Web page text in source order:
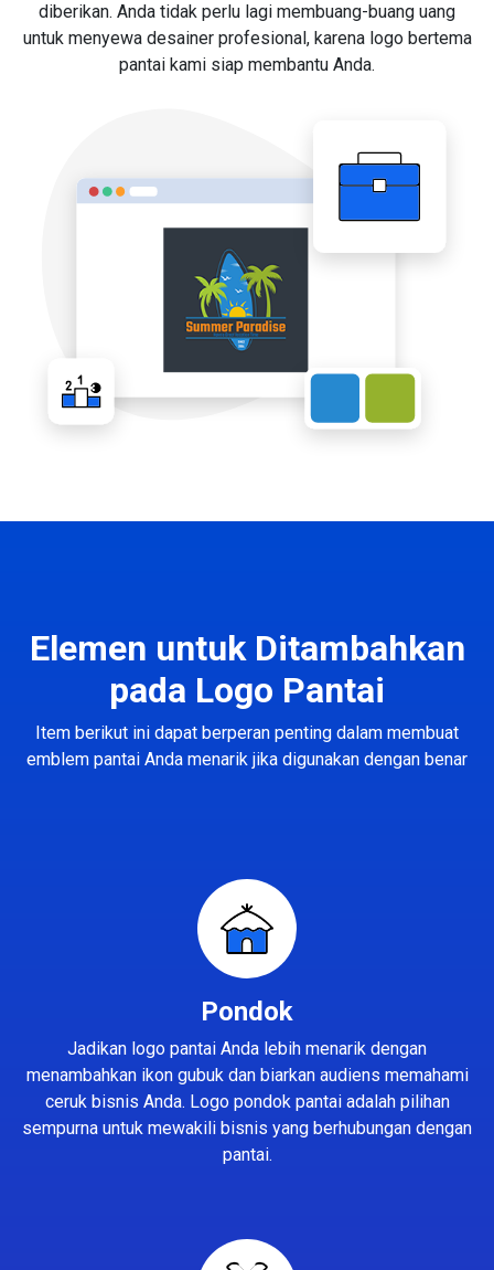
diberikan. Anda tidak perlu lagi membuang-buang uang
untuk menyewa desainer profesional, karena logo bertema
pantai kami siap membantu Anda.
Elemen untuk Ditambahkan
pada Logo Pantai
Item berikut ini dapat berperan penting dalam membuat
emblem pantai Anda menarik jika digunakan dengan benar
Pondok
Jadikan logo pantai Anda lebih menarik dengan
menambahkan ikon gubuk dan biarkan audiens memahami
ceruk bisnis Anda. Logo pondok pantai adalah pilihan
sempurna untuk mewakili bisnis yang berhubungan dengan
pantai.